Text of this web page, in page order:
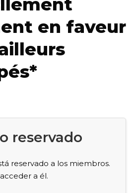
en faveur
reservado
reservado a los miembros.
a él.